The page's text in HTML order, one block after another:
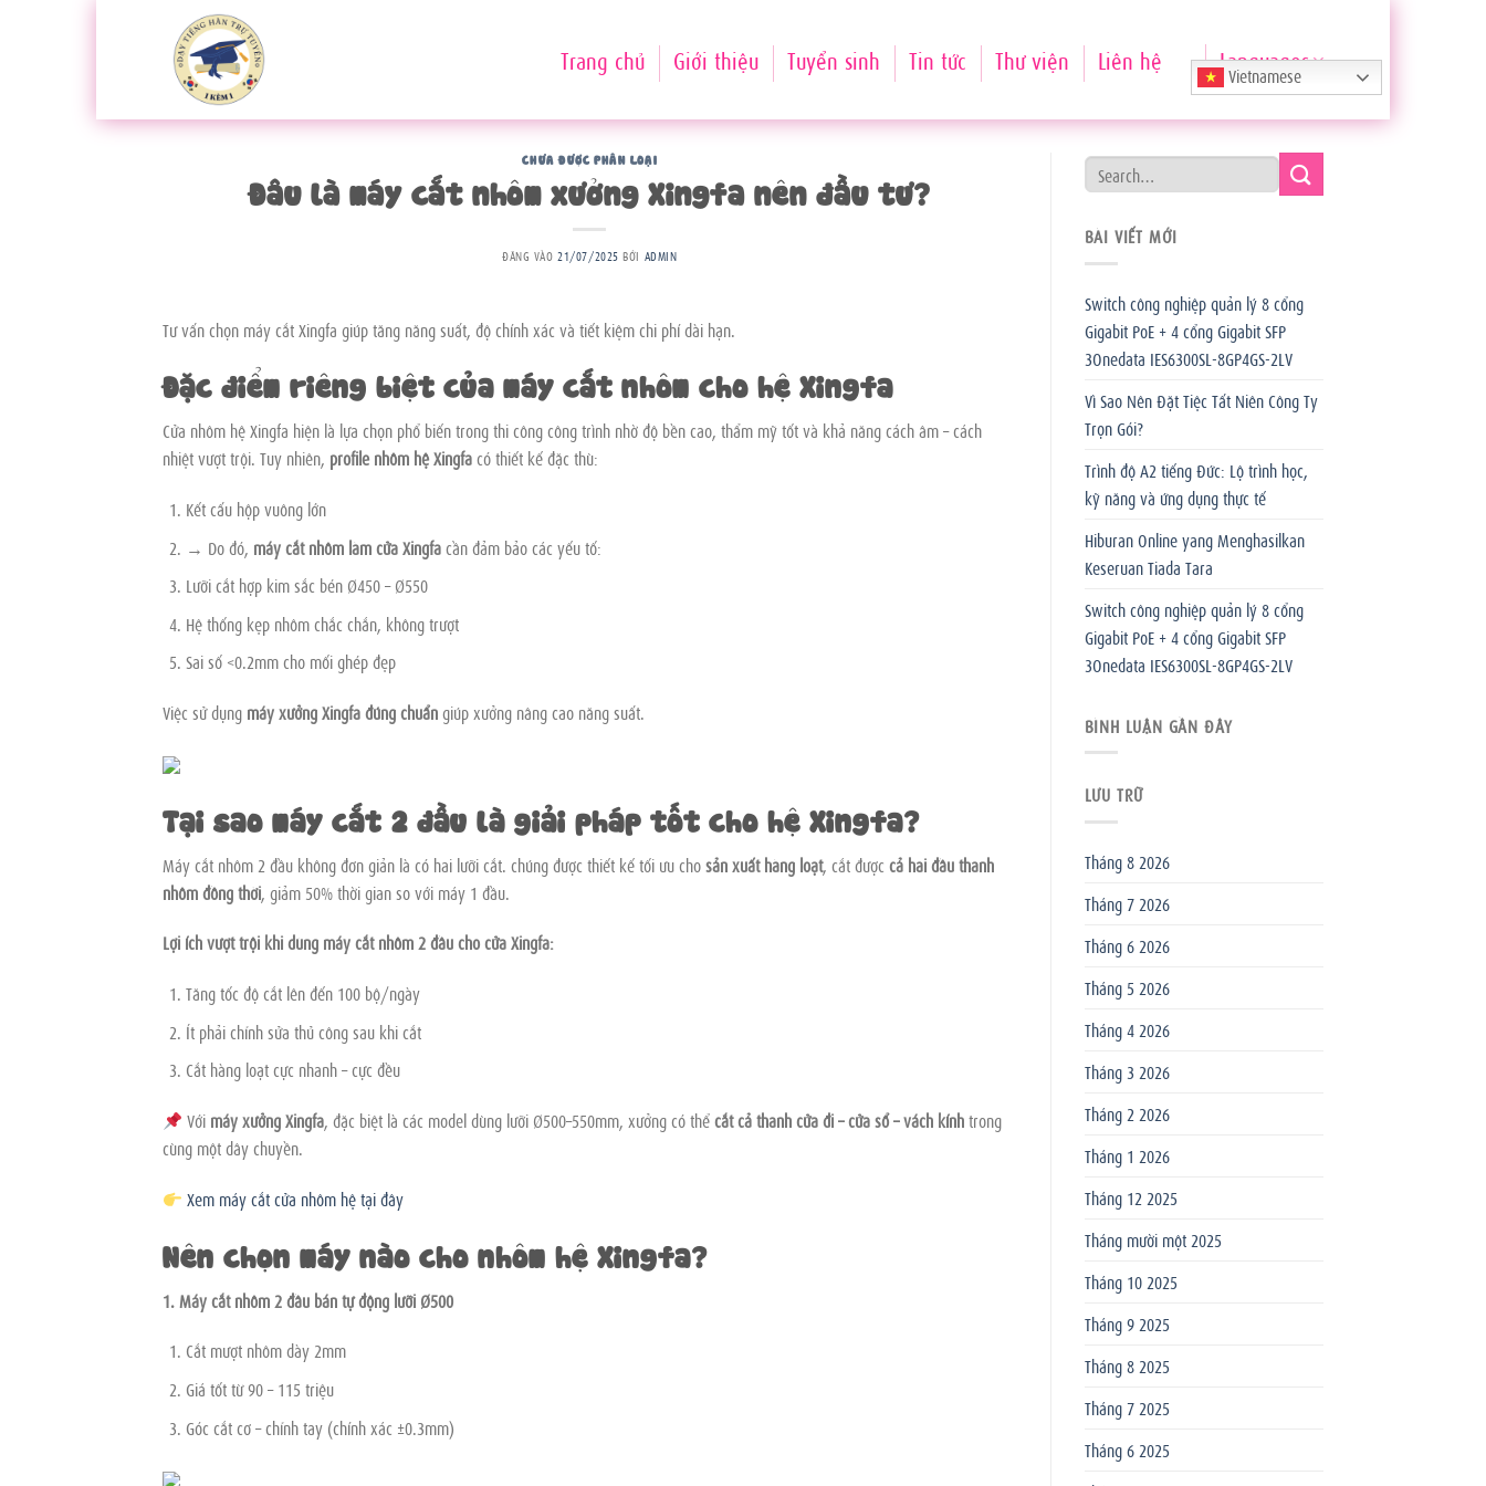
Trang chủ Giới thiệu Tuyển sinh Tin tức Thư viện Liên hệ Vietnamese
Languages
CHƯA ĐƯỢC PHÂN LOẠI
Đâu là máy cắt nhôm xưởng Xingfa nên đầu tư?
ĐĂNG VÀO21/07/2025 BỞI ADMIN
Tư vấn chọn máy cắt Xingfa giúp tăng năng suất, độ chính xác và tiết kiệm chi phí dài hạn.
Đặc điểm riêng biệt của máy cắt nhôm cho hệ Xingfa
Cửa nhôm hệ Xingfa hiện là lựa chọn phổ biến trong thi công công trình nhờ độ bền cao, thẩm mỹ tốt và khả năng cách âm – cách
nhiệt vượt trội. Tuy nhiên, profile nhôm hệ Xingfacó thiết kế đặc thù:
Kết cấu hộp vuông lớn
→ Do đó, máy cắt nhôm làm cửa Xingfacần đảm bảo các yếu tố:
Lưỡi cắt hợp kim sắc bén Ø450 – Ø550
Hệ thống kẹp nhôm chắc chắn, không trượt
Sai số <0.2mm cho mối ghép đẹp
Việc sử dụng máy xưởng Xingfa đúng chuẩngiúp xưởng nâng cao năng suất.
Tại sao máy cắt 2 đầu là giải pháp tốt cho hệ Xingfa?
Máy cắt nhôm 2 đầu không đơn giản là có hai lưỡi cắt. chúng được thiết kế tối ưu chosản xuất hàng loạt, cắt được cả hai đầu thanh
nhôm đồng thời, giảm 50% thời gian so với máy 1 đầu.
Lợi ích vượt trội khi dùng máy cắt nhôm 2 đầu cho cửa Xingfa:
Tăng tốc độ cắt lên đến 100 bộ/ngày
Ít phải chỉnh sửa thủ công sau khi cắt
Cắt hàng loạt cực nhanh – cực đều
Với máy xưởng Xingfa, đặc biệt là các model dùng lưỡi Ø500–550mm, xưởng có thểcắt cả thanh cửa đi – cửa sổ – vách kínhtrong
cùng một dây chuyền.
Xem máy cắt cửa nhôm hệ tại đây
Nên chọn máy nào cho nhôm hệ Xingfa?
1. Máy cắt nhôm 2 đầu bán tự động lưỡi Ø500
Cắt mượt nhôm dày 2mm
Giá tốt từ 90 – 115 triệu
Góc cắt cơ – chỉnh tay (chính xác ±0.3mm)
BÀI VIẾT MỚI
Switch công nghiệp quản lý 8 cổng
Gigabit PoE + 4 cổng Gigabit SFP
3Onedata IES6300SL-8GP4GS-2LV
Vì Sao Nên Đặt Tiệc Tất Niên Công Ty
Trọn Gói?
Trình độ A2 tiếng Đức: Lộ trình học,
kỹ năng và ứng dụng thực tế
Hiburan Online yang Menghasilkan
Keseruan Tiada Tara
Switch công nghiệp quản lý 8 cổng
Gigabit PoE + 4 cổng Gigabit SFP
3Onedata IES6300SL-8GP4GS-2LV
BÌNH LUẬN GẦN ĐÂY
LƯU TRỮ
Tháng 8 2026
Tháng 7 2026
Tháng 6 2026
Tháng 5 2026
Tháng 4 2026
Tháng 3 2026
Tháng 2 2026
Tháng 1 2026
Tháng 12 2025
Tháng mười một 2025
Tháng 10 2025
Tháng 9 2025
Tháng 8 2025
Tháng 7 2025
Tháng 6 2025